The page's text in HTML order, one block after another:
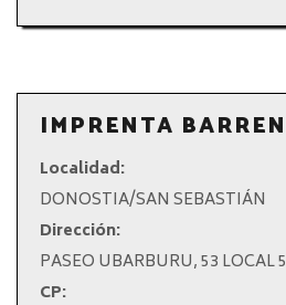
IMPRENTA
Localidad:
DONOSTIA/SAN SEBASTIÁN
Dirección:
PASEO UBARBURU, 53 LOCAL
CP: